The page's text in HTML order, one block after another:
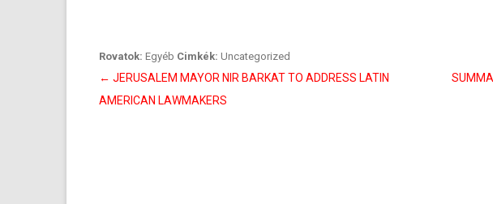
Rovatok: Egyéb Cimkék: Uncategorized
Bejegyzés
navigáció
← JERUSALEM MAYOR NIR BARKAT TO ADDRESS LATIN
AMERICAN LAWMAKERS